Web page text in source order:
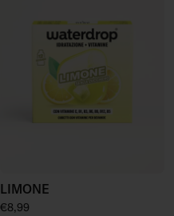
LIMONE
Prezzo regolare
€8,99